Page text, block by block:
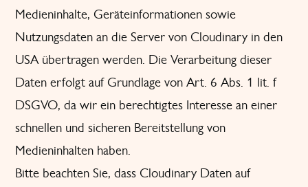
Medieninhalte, Geräteinformationen sowie
Nutzungsdaten an die Server von Cloudinary in den
USA übertragen werden. Die Verarbeitung dieser
Daten erfolgt auf Grundlage von Art. 6 Abs. 1 lit. f
DSGVO, da wir ein berechtigtes Interesse an einer
schnellen und sicheren Bereitstellung von
Medieninhalten haben.
Bitte beachten Sie, dass Cloudinary Daten auf